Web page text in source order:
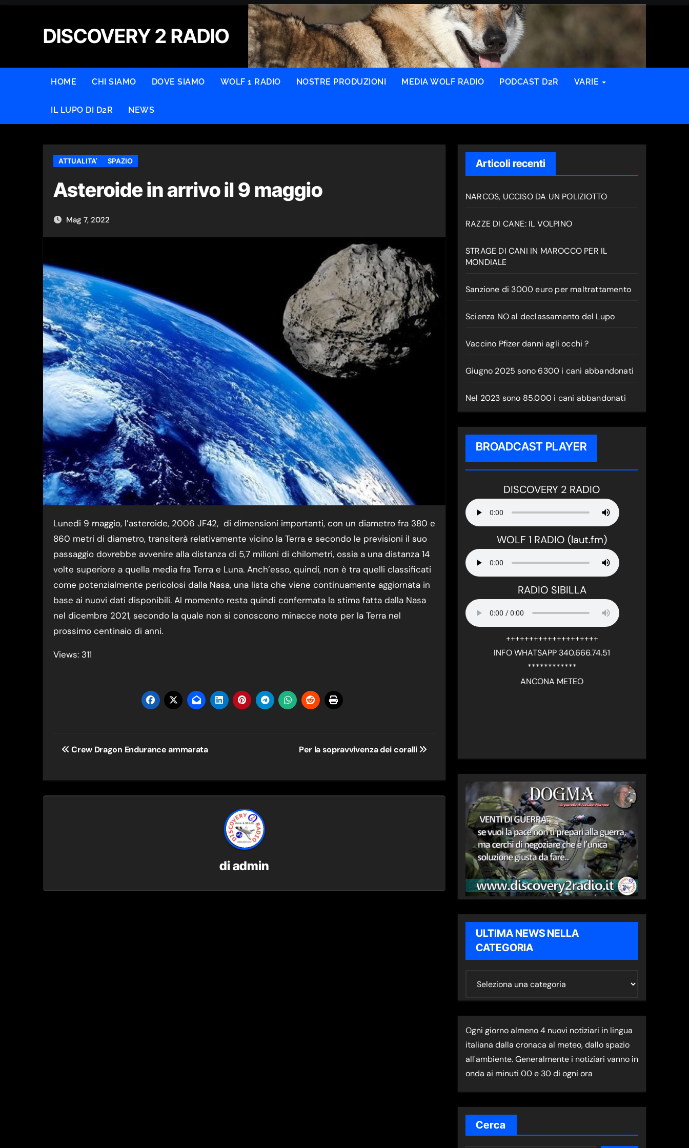
DISCOVERY 2 RADIO
HOME CHI SIAMO DOVE SIAMO WOLF 1 RADIO NOSTRE PRODUZIONI MEDIA WOLF RADIO PODCAST D2R VARIE
IL LUPO DI D2R NEWS
ATTUALITA' SPAZIO
Asteroide in arrivo il 9 maggio
Mag 7, 2022
Lunedi 9 maggio, l’asteroide, 2006 JF42, di dimensioni importanti, con un diametro fra 380 e
860 metri di diametro, transiterà relativamente vicino la Terra e secondo le previsioni il suo
passaggio dovrebbe avvenire alla distanza di 5,7 milioni di chilometri, ossia a una distanza 14
volte superiore a quella media fra Terra e Luna. Anch’esso, quindi, non è tra quelli classificati
come potenzialmente pericolosi dalla Nasa, una lista che viene continuamente aggiornata in
base ai nuovi dati disponibili. Al momento resta quindi confermata la stima fatta dalla Nasa
nel dicembre 2021, secondo la quale non si conoscono minacce note per la Terra nel
prossimo centinaio di anni.
Views: 311
Navigazione
Crew Dragon Endurance ammarata Per la sopravvivenza dei coralli
diadmin
Articoli recenti
NARCOS, UCCISO DA UN POLIZIOTTO
RAZZE DI CANE: IL VOLPINO
STRAGE DI CANI IN MAROCCO PER IL
MONDIALE
Sanzione di 3000 euro per maltrattamento
Scienza NO al declassamento del Lupo
Vaccino Pfizer danni agli occhi ?
Giugno 2025 sono 6300 i cani abbandonati
Nel 2023 sono 85.000 i cani abbandonati
BROADCAST PLAYER
DISCOVERY 2 RADIO
WOLF 1 RADIO (laut.fm)
RADIO SIBILLA
++++++++++++++++++++
INFO WHATSAPP 340.666.74.51
************
ANCONA METEO
ULTIMA NEWS NELLA
CATEGORIA
M
A
N
E
W
S
E
Ogni giorno almeno 4 nuovi notiziari in lingua
italiana dalla cronaca al meteo, dallo spazio
all'ambiente. Generalmente i notiziari vanno in
onda ai minuti 00 e 30 di ogni ora
Cerca